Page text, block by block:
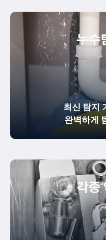
누수
최신 탐지
완벽하게
각종